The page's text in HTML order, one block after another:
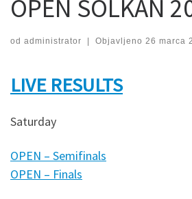
OPEN SOLKAN
od administrator | Objavljeno 26 marca
LIVE RESULTS
Saturday
OPEN – Semifinals
OPEN – Finals